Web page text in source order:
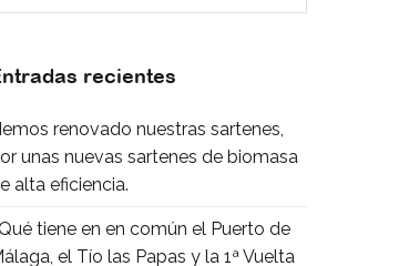
recientes
renovado nuestras sartenes,
unas nuevas sartenes de biomasa
alta eficiencia.
tiene en en común el Puerto de
el Tío las Papas y la 1ª Vuelta